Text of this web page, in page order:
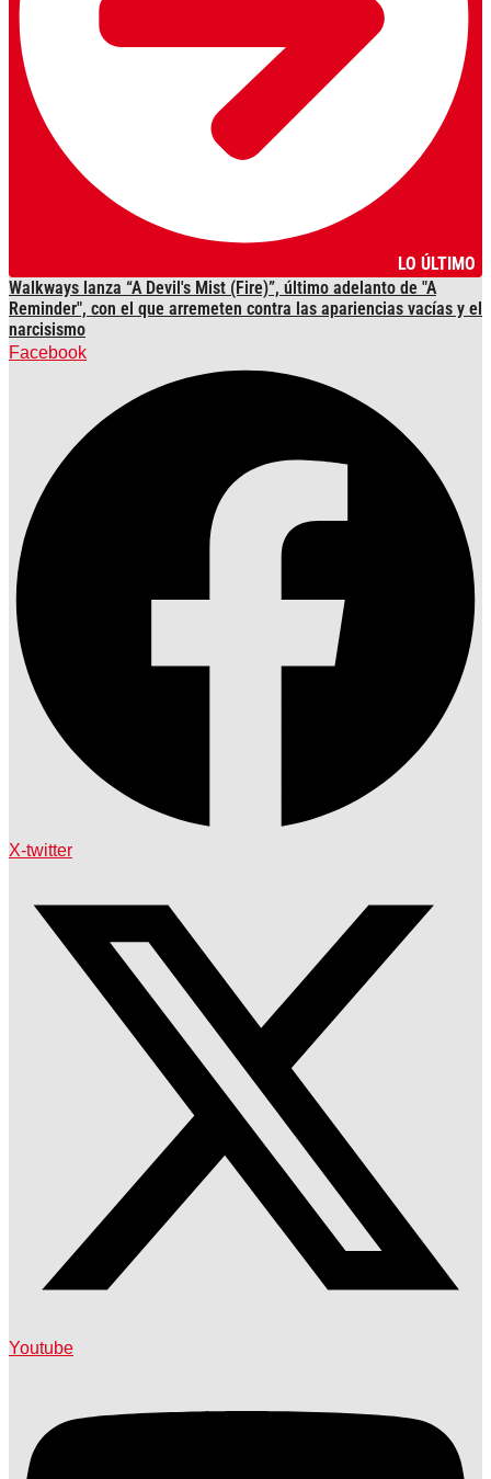
LO ÚLTIMO
Walkways lanza “A Devil's Mist (Fire)”, último adelanto de "A
Reminder", con el que arremeten contra las apariencias vacías y el
narcisismo
Facebook
X-twitter
Youtube